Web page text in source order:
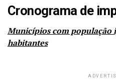
Cronograma de
Municípios com população
habitantes